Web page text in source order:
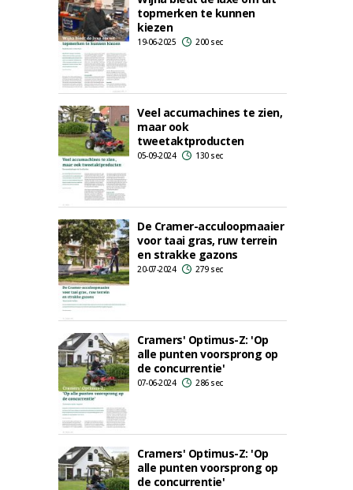
topmerken te kunnen
kiezen
19-06-2025 200 sec
Veel accumachines te zien,
maar ook
tweetaktproducten
05-09-2024 130 sec
De Cramer-acculoopmaaier
voor taai gras, ruw terrein
en strakke gazons
20-07-2024 279 sec
Cramers' Optimus-Z: 'Op
alle punten voorsprong op
de concurrentie'
07-06-2024 286 sec
Cramers' Optimus-Z: 'Op
alle punten voorsprong op
de concurrentie'